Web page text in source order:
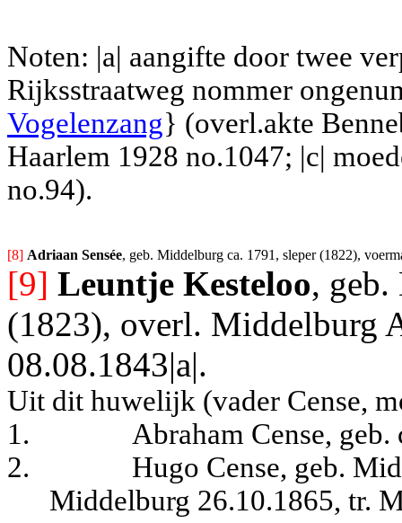
Noten: |a| aangifte door twee
Rijksstraatweg nommer
Vogelenzang} (overl.akte
Haarlem 1928 no.1047; |c|
no.94).
[8] Adriaan Sensée, geb. Middelburg ca. 1791, sleper (1822),
[9] Leuntje Kesteloo, geb.
(1823), overl. Middelburg
08.08.1843|a|.
Uit dit huwelijk (vader Cense,
1.
Abraham Cense,
2.
Hugo Cense, geb.
Middelburg 26.10.1865, tr.